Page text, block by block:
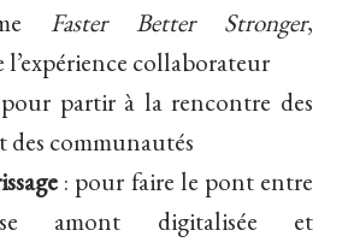
Faster Better Stronger,
l’expérience collaborateur
partir à la rencontre des
des communautés
: pour faire le pont entre
amont digitalisée et